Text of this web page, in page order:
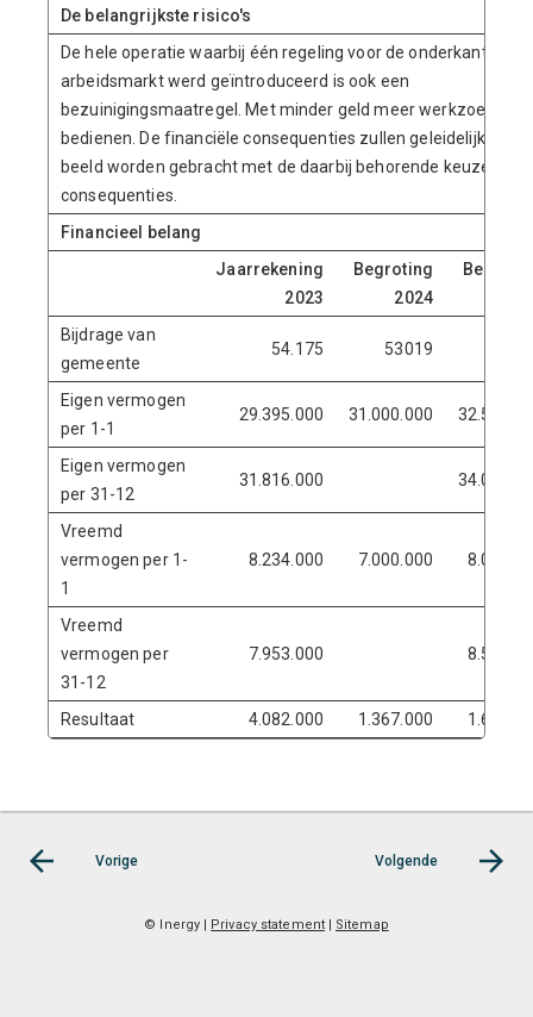
De belangrijkste risico's
De hele operatie waarbij één regeling voor de onderkant van
arbeidsmarkt werd geïntroduceerd is ook een
bezuinigingsmaatregel. Met minder geld meer
bedienen. De financiële consequenties zullen geleidelijk in
beeld worden gebracht met de daarbij behorende keuzes en
consequenties.
Financieel belang
Jaarrekening
2023
Begroting
2024
Bijdrage van
gemeente
54.175 53019
Eigen vermogen
per 1-1
29.395.000 31.000.000
Eigen vermogen
per 31-12
31.816.000
Vreemd
vermogen per 1-
1
8.234.000 7.000.000
Vreemd
vermogen per
31-12
7.953.000
Resultaat 4.082.000 1.367.000
Vorige Volgende
© Inergy | Privacy statement| Sitemap